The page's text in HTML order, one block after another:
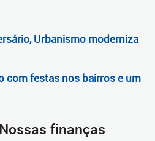
Urbanismo moderniza
com festas nos bairros e um
Nossas finanças